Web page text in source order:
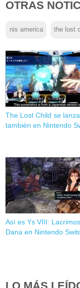
OTRAS
nis america the lost
The Lost Child se
también en Nintendo
Así es Ys VIII:
Dana en Nintendo